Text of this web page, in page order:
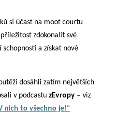
si účast na moot courtu
zdokonalit své
a získat nové
dosáhli zatím největších
v podcastuzEvropy – viz
nich to všechno je!“